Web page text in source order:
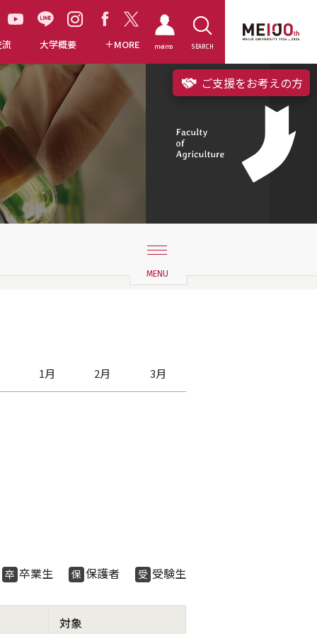
大学概要 MORE meimo SEARCH
ご支援をお考えの方
1月 2月 3月
卒 卒業生 保 保護者 受 受験生
対象